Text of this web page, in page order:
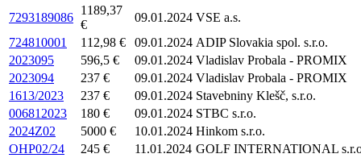
7293189086
1189,37
€
09.01.2024 VSE a.s.
724810001
112,98 € 09.01.2024 ADIP Slovakia spol. s.r.o.
2023095
596,5 € 09.01.2024 Vladislav Probala - PROMIX
2023094
237 € 09.01.2024 Vladislav Probala - PROMIX
1613/2023
237 € 09.01.2024 Stavebniny Klešč, s.r.o.
006812023
180 € 09.01.2024 STBC s.r.o.
2024Z02
5000 € 10.01.2024 Hinkom s.r.o.
OHP02/24
245 € 11.01.2024 GOLF INTERNATIONAL